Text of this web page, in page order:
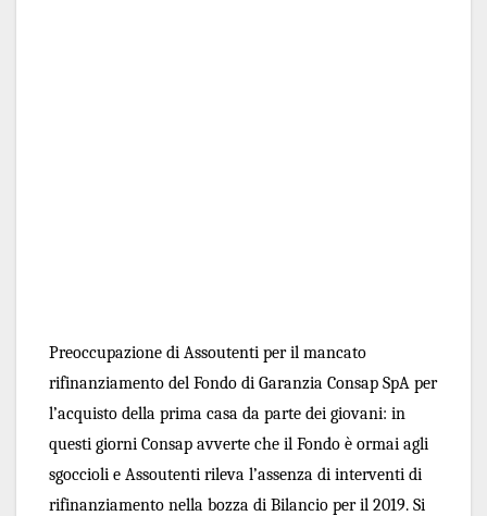
Preoccupazione di Assoutenti per il mancato
rifinanziamento del Fondo di Garanzia Consap SpA per
l’acquisto della prima casa da parte dei giovani: in
questi giorni Consap avverte che il Fondo è ormai agli
sgoccioli e Assoutenti rileva l’assenza di interventi di
rifinanziamento nella bozza di Bilancio per il 2019. Si